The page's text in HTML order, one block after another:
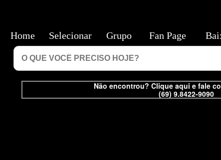
Não encontrou? Clique aqui e fale
(69) 9.8422-9090
Home Selecionar Grupo Fan Page